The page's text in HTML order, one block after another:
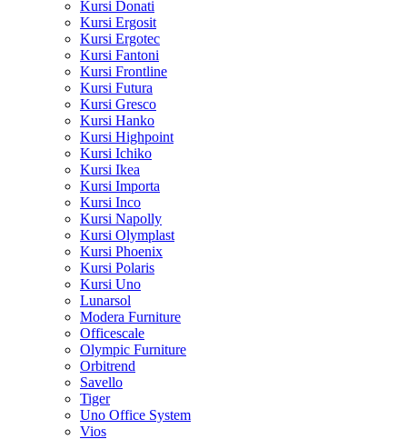
Kursi Donati
Kursi Ergosit
Kursi Ergotec
Kursi Fantoni
Kursi Frontline
Kursi Futura
Kursi Gresco
Kursi Hanko
Kursi Highpoint
Kursi Ichiko
Kursi Ikea
Kursi Importa
Kursi Inco
Kursi Napolly
Kursi Olymplast
Kursi Phoenix
Kursi Polaris
Kursi Uno
Lunarsol
Modera Furniture
Officescale
Olympic Furniture
Orbitrend
Savello
Tiger
Uno Office System
Vios